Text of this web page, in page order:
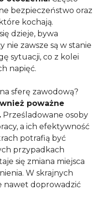
bezpieczeństwo oraz
kochają.
dzieje, bywa
nie zawsze są w stanie
sytuacji, co z kolei
napięć.
sferę zawodową?
poważne
Prześladowane osoby
a ich efektywność
potrafią być
przypadkach
się zmiana miejsca
W skrajnych
nawet doprowadzić